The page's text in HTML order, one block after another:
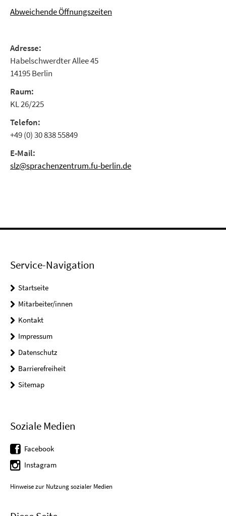
Abweichende Öffnungszeiten
Adresse:
Habelschwerdter Allee 45
14195 Berlin
Raum:
KL 26/225
Telefon:
+49 (0) 30 838 55849
E-Mail:
slz@sprachenzentrum.fu-berlin.de
Service-Navigation
Startseite
Mitarbeiter/innen
Kontakt
Impressum
Datenschutz
Barrierefreiheit
Sitemap
Soziale Medien
Facebook
Instagram
Hinweise zur Nutzung sozialer Medien